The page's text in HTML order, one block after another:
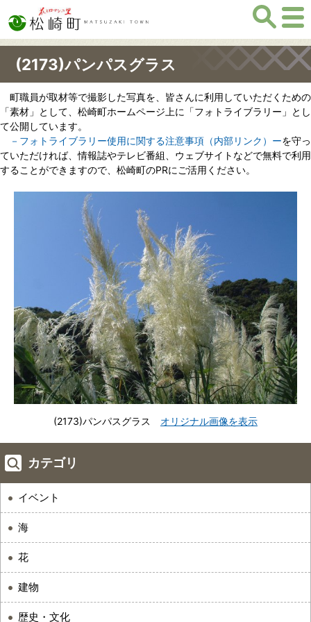
(2173)パンパスグラス
町職員が取材等で撮影した写真を、皆さんに利用していただくための
「素材」として、松崎町ホームページ上に「フォトライブラリー」とし
て公開しています。
－フォトライブラリー使用に関する注意事項（内部リンク）ーを守っ
ていただければ、情報誌やテレビ番組、ウェブサイトなどで無料で利用
することができますので、松崎町のPRにご活用ください。
(2173)パンパスグラス オリジナル画像を表示
カテゴリ
イベント
海
花
建物
歴史・文化